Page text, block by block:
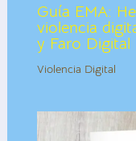
Guía EMA:
violencia
y Faro Digital
Violencia Digital